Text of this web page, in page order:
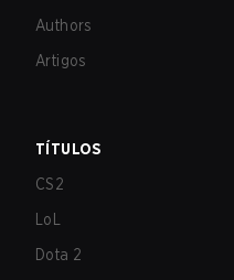
Authors
Artigos
TÍTULOS
CS2
LoL
Dota 2